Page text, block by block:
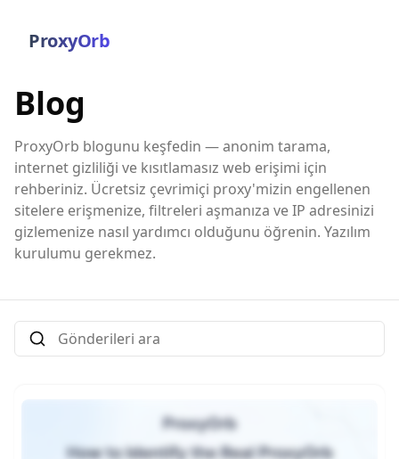
ProxyOrb
Blog
ProxyOrb blogunu keşfedin — anonim tarama,
internet gizliliği ve kısıtlamasız web erişimi için
rehberiniz. Ücretsiz çevrimiçi proxy'mizin engellenen
sitelere erişmenize, filtreleri aşmanıza ve IP adresinizi
gizlemenize nasıl yardımcı olduğunu öğrenin. Yazılım
kurulumu gerekmez.